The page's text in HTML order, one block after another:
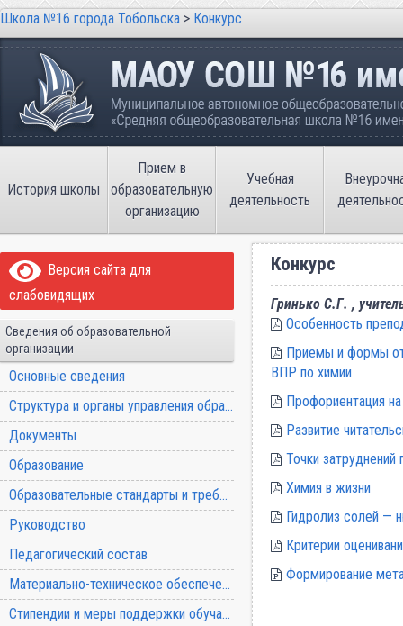
Школа №16 города Тобольска > Конкурс
Школа №16 города Тобольска
Муниципальное автономное
имени В.П. Неймышева
История школы
Прием в
образовательную
организацию
Учебная
деятельность
Версия сайта для
слабовидящих
Сведения об образовательной
организации
Основные сведения
Структура и органы управления образовательной организацией
Документы
Образование
Образовательные стандарты и требования
Руководство
Педагогический состав
Материально-техническое обеспечение и оснащенность образовательного процесса
Стипендии и меры поддержки обучающихся
Конкурс
Гринько С.Г. ,
Особенность
Приемы и формы
ВПР по химии
Профориентация
Развитие
Точки
Химия в жизни
Гидролиз солей —
Критерии
Формирование